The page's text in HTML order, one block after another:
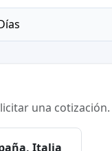
una cotización.
Italia